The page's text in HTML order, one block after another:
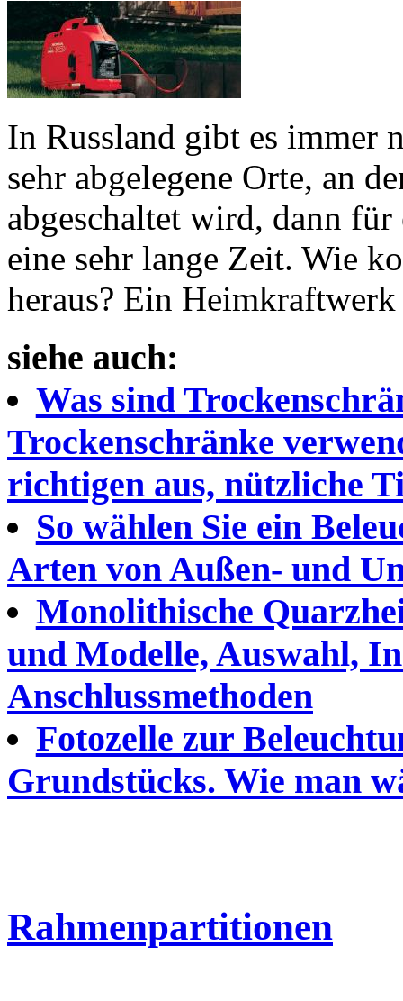
In Russland gibt es immer
sehr abgelegene Orte, an
abgeschaltet wird, dann
eine sehr lange Zeit. Wie
heraus? Ein
siehe auch:
Was sind
Trockenschränke
richtigen aus, nützliche
So wählen Sie ein
Arten von Außen- und
Monolithische
und Modelle, Auswahl,
Anschlussmethoden
Fotozelle zur
Grundstücks. Wie man
Rahmenpartitionen